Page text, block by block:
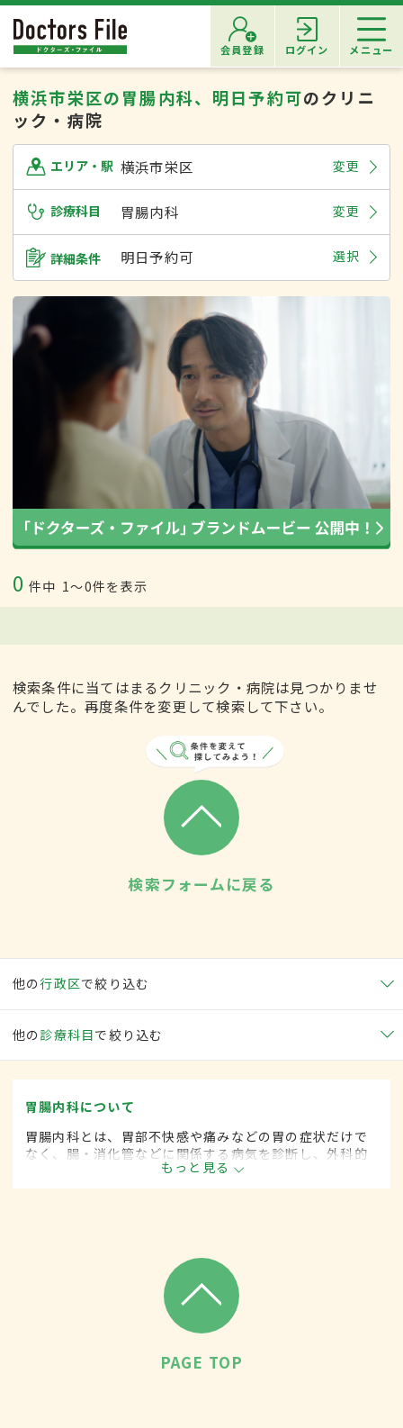
会員登録 ログイン メニュー
横浜市栄区の胃腸内科、明日予約可のクリニ
ック・病院
エリア・駅 横浜市栄区 変更
診療科目 胃腸内科 変更
詳細条件 明日予約可 選択
0 件中 1〜0件を表示
検索条件に当てはまるクリニック・病院は見つかりませ
んでした。再度条件を変更して検索して下さい。
検索フォームに戻る
他の行政区で絞り込む
他の 診療科目で絞り込む
胃腸内科について
胃腸内科とは、胃部不快感や痛みなどの胃の症状だけで
なく、腸・消化管などに関係する病気を診断し、外科的
処置によらずに治療する内科の一領域です。平成20年4
月の制度改正前は、胃腸科と呼ばれていました。
もっと見る
PAGE TOP